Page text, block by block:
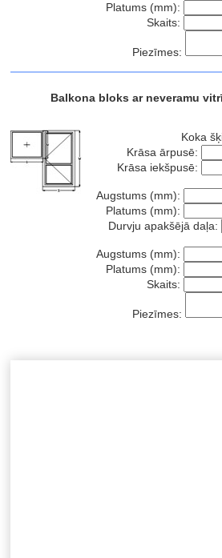
Platums (mm):
Skaits:
Piezīmes:
Balkona bloks ar neveramu
Koka
Krāsa ārpusē:
Krāsa iekšpusē:
Augstums (mm):
Platums (mm):
Durvju apakšējā daļa:
Augstums (mm):
Platums (mm):
Skaits:
Piezīmes: